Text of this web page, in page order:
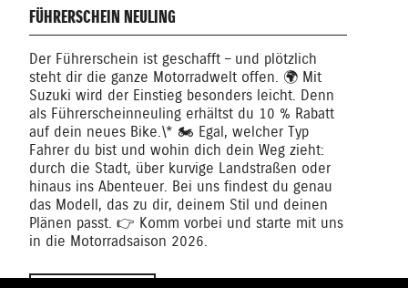
FÜHRERSCHEIN NEULING
Der Führerschein ist geschafft – und plötzlich
steht dir die ganze Motorradwelt offen. 🌍 Mit
Suzuki wird der Einstieg besonders leicht. Denn
als Führerscheinneuling erhältst du 10 % Rabatt
auf dein neues Bike.\* 🏍️ Egal, welcher Typ
Fahrer du bist und wohin dich dein Weg zieht:
durch die Stadt, über kurvige Landstraßen oder
hinaus ins Abenteuer. Bei uns findest du genau
das Modell, das zu dir, deinem Stil und deinen
Plänen passt. 👉 Komm vorbei und starte mit uns
in die Motorradsaison 2026.